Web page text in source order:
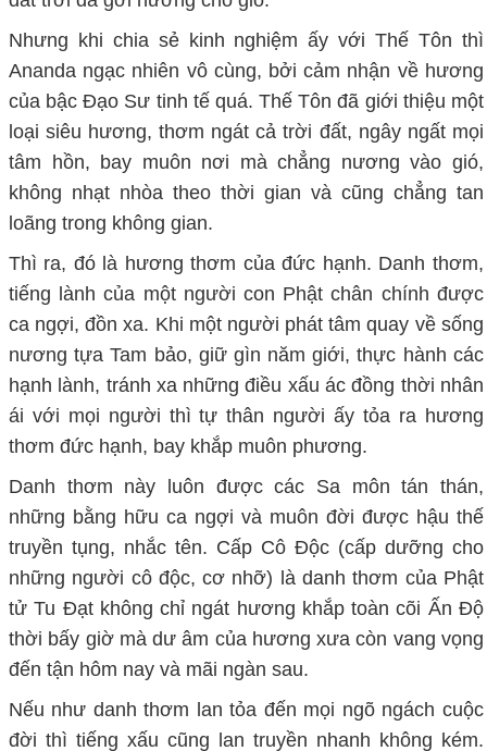
Nhưng khi chia sẻ kinh nghiệm ấy với Thế Tôn thì
Ananda ngạc nhiên vô cùng, bởi cảm nhận về hương
của bậc Đạo Sư tinh tế quá. Thế Tôn đã giới thiệu một
loại siêu hương, thơm ngát cả trời đất, ngây ngất mọi
tâm hồn, bay muôn nơi mà chẳng nương vào gió,
không nhạt nhòa theo thời gian và cũng chẳng tan
loãng trong không gian.
Thì ra, đó là hương thơm của đức hạnh. Danh thơm,
tiếng lành của một người con Phật chân chính được
ca ngợi, đồn xa. Khi một người phát tâm quay về sống
nương tựa Tam bảo, giữ gìn năm giới, thực hành các
hạnh lành, tránh xa những điều xấu ác đồng thời nhân
ái với mọi người thì tự thân người ấy tỏa ra hương
thơm đức hạnh, bay khắp muôn phương.
Danh thơm này luôn được các Sa môn tán thán,
những bằng hữu ca ngợi và muôn đời được hậu thế
truyền tụng, nhắc tên. Cấp Cô Độc (cấp dưỡng cho
những người cô độc, cơ nhỡ) là danh thơm của Phật
tử Tu Đạt không chỉ ngát hương khắp toàn cõi Ấn Độ
thời bấy giờ mà dư âm của hương xưa còn vang vọng
đến tận hôm nay và mãi ngàn sau.
Nếu như danh thơm lan tỏa đến mọi ngõ ngách cuộc
đời thì tiếng xấu cũng lan truyền nhanh không kém.